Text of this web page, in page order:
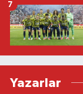
7
Yazarlar